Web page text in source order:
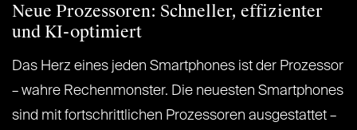
Neue Prozessoren: Schneller, effizienter
und KI-optimiert
Das Herz eines jeden Smartphones ist der Prozessor
– wahre Rechenmonster. Die neuesten Smartphones
sind mit fortschrittlichen Prozessoren ausgestattet –